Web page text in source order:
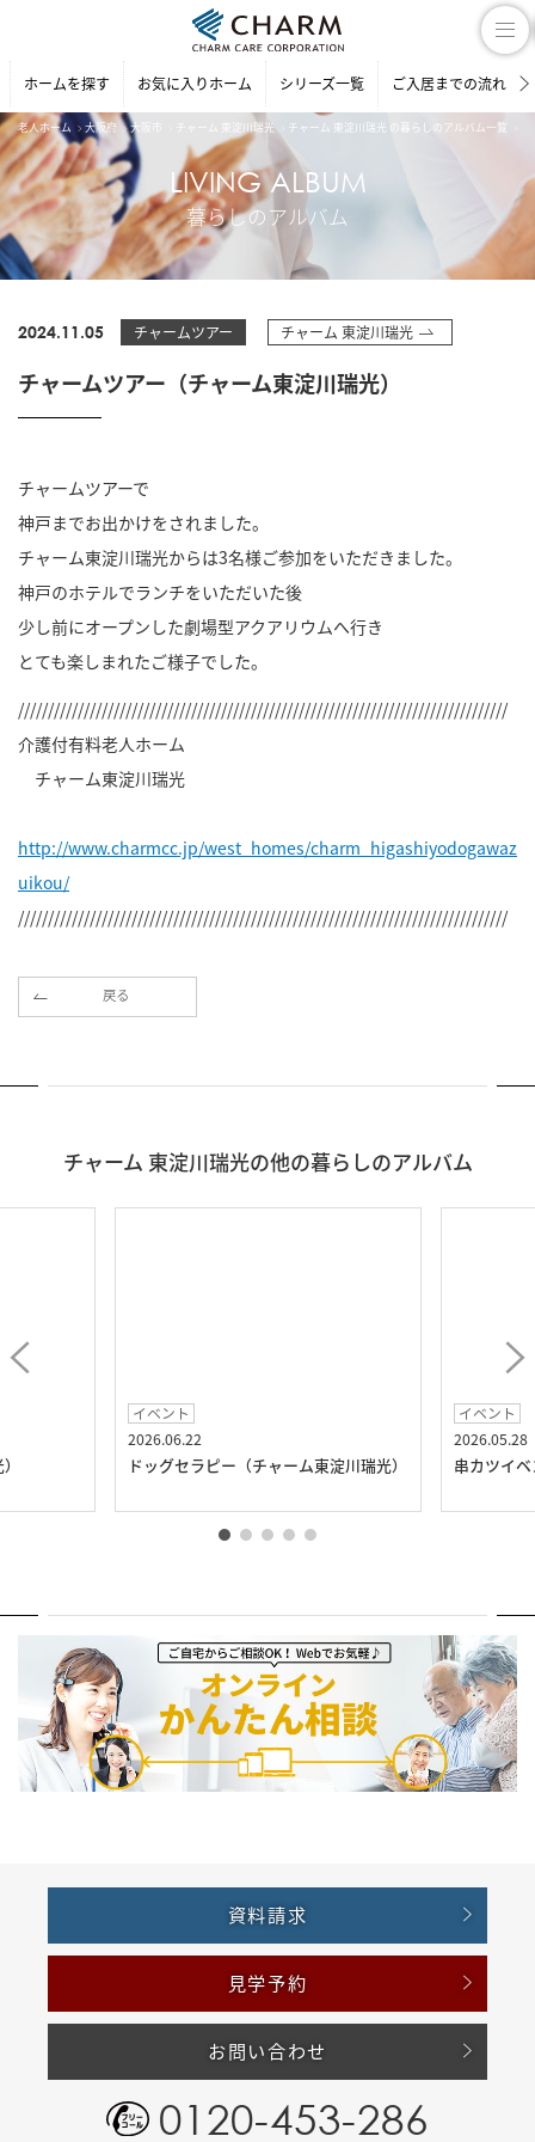
ホームを探す お気に入りホーム シリーズ一覧 ご入居までの流れ
老人ホーム 大阪府 大阪市 チャーム 東淀川瑞光 チャーム 東淀川瑞光 の暮らしのアルバム一覧
LIVING ALBUM
暮らしのアルバム
2024.11.05 チャームツアー チャーム 東淀川瑞光
チャームツアー（チャーム東淀川瑞光）
チャームツアーで
神戸までお出かけをされました。
チャーム東淀川瑞光からは3名様ご参加をいただきました。
神戸のホテルでランチをいただいた後
少し前にオープンした劇場型アクアリウムへ行き
とても楽しまれたご様子でした。
//////////////////////////////////////////////////////////////////////////////////
介護付有料老人ホーム
チャーム東淀川瑞光
http://www.charmcc.jp/west_homes/charm_higashiyodogawaz
uikou/
//////////////////////////////////////////////////////////////////////////////////
戻る
チャーム 東淀川瑞光の他の暮らしのアルバム
イベント
2026.06.22
ドッグセラピー（チャーム東淀川瑞光）
イベント
2026.05.28
串カツイ
資料請求
見学予約
お問い合わせ
0120-453-286